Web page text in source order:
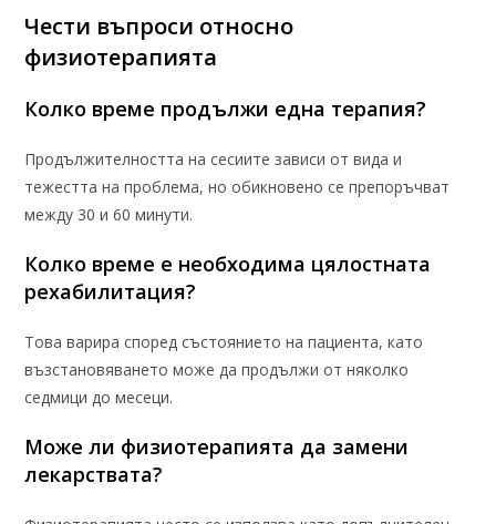
Чести въпроси относно
физиотерапията
Колко време продължи една терапия?
Продължителността на сесиите зависи от вида и
тежестта на проблема, но обикновено се препоръчват
между 30 и 60 минути.
Колко време е необходима цялостната
рехабилитация?
Това варира според състоянието на пациента, като
възстановяването може да продължи от няколко
седмици до месеци.
Може ли физиотерапията да замени
лекарствата?